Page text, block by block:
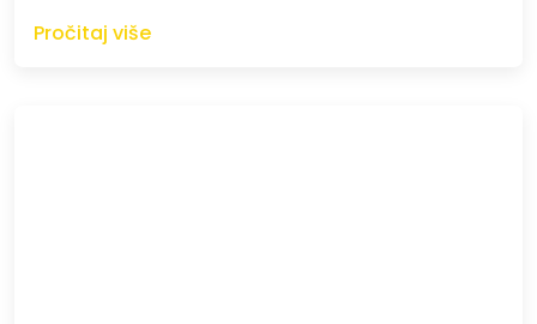
Pročitaj više